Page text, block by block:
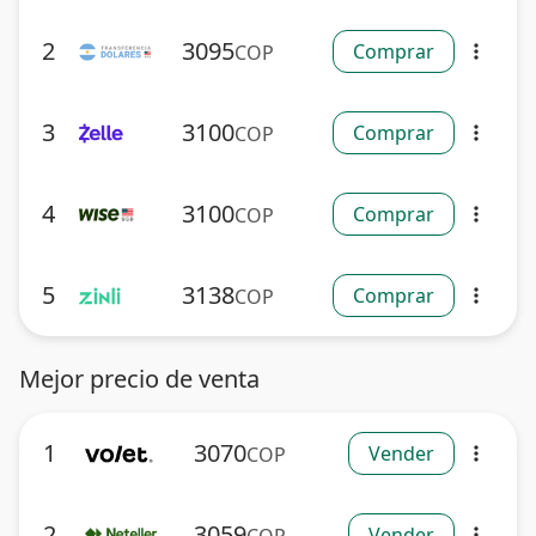
2 3095COP Comprar more_vert
3 3100COP Comprar more_vert
4 3100COP Comprar more_vert
5 3138COP Comprar more_vert
Mejor precio de venta
1 3070COP Vender more_vert